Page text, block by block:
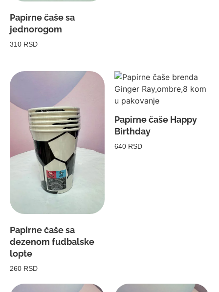
Papirne čaše sa
jednorogom
310 RSD
Papirne čaše sa
dezenom fudbalske
lopte
260 RSD
Papirne čaše Happy
Birthday
640 RSD